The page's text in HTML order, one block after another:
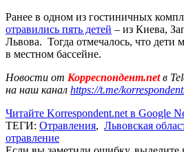
Ранее в одном из гостиничных
отравились пять детей – из Киева,
Львова. Тогда отмечалось, что дети
в местном бассейне.
Новости от Корреспондент.netв
на наш канал https://t.me/
Читайте Korrespondent.net в Google
ТЕГИ: Отравления, Львовская
отравление